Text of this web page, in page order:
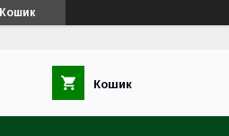
Кошик
Кошик